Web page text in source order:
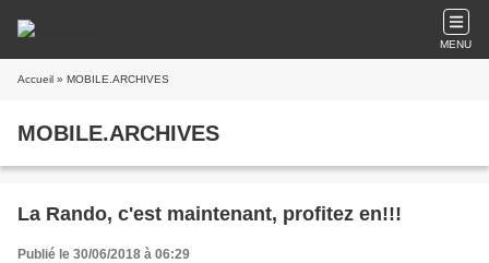
MENU
Accueil » MOBILE.ARCHIVES
MOBILE.ARCHIVES
La Rando, c'est maintenant, profitez en!!!
Publié le 30/06/2018 à 06:29